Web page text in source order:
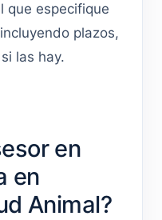
que especifique
plazos,
las hay.
en
en
Animal?